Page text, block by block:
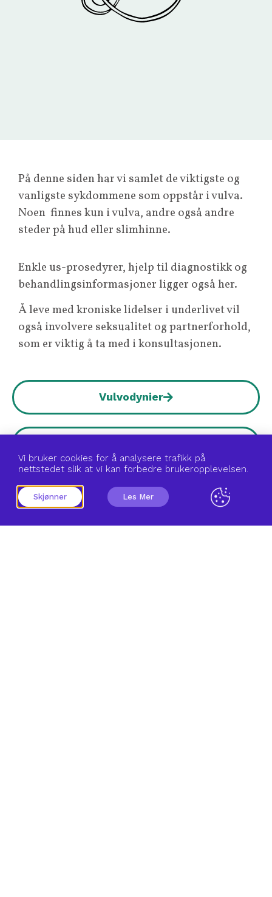
På denne siden har vi samlet de viktigste og
vanligste sykdommene som oppstår i vulva.
Noen finnes kun i vulva, andre også andre
steder på hud eller slimhinne.
Enkle us-prosedyrer, hjelp til diagnostikk og
behandlingsinformasjoner ligger også her.
Å leve med kroniske lidelser i underlivet vil
også involvere seksualitet og partnerforhold,
som er viktig å ta med i konsultasjonen.
Vulvodynier
Hudsykdommer
Vi bruker cookies for å analysere trafikk på
nettstedet slik at vi kan forbedre brukeropplevelsen.
Skjønner Les Mer